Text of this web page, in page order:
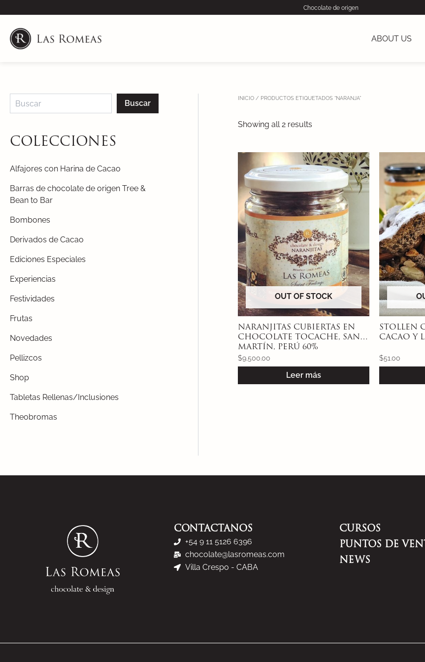
content
Chocolate de origen
ABOUT US
Buscar
COLECCIONES
Alfajores con Harina de Cacao
Barras de chocolate de origen Tree &
Bean to Bar
Bombones
Derivados de Cacao
Ediciones Especiales
Experiencias
Festividades
Frutas
Novedades
Pellizcos
Shop
Tabletas Rellenas/Inclusiones
Theobromas
INICIO / PRODUCTOS ETIQUETADOS “NARANJA”
Showing all 2 results
OUT OF STOCK
NARANJITAS CUBIERTAS EN
CHOCOLATE TOCACHE, SAN
MARTÍN, PERÚ 60%
$9,500.00
Leer más
STOLLEN
CACAO Y
$51.00
CONTACTANOS
+54 9 11 5126 6396
chocolate@lasromeas.com
Villa Crespo - CABA
CURSOS
PUNTOS DE
NEWS